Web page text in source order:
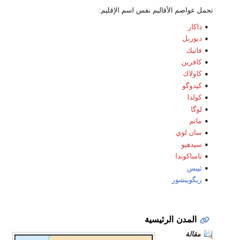
تحمل عواصم الأقاليم نفس اسم الإقليم:
داكار
ديوربل
فاتيك
كافرين
كاولاك
كيدوگو
كولدا
لوگا
ماتم
سان لوي
سيدهيو
تامباكوندا
ثييس
زيگوينشور
المدن الرئيسية
مقالة